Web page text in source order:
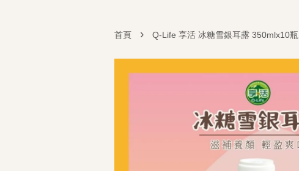
首頁 › Q-Life 享活 冰糖雪銀耳露 350mlx10瓶